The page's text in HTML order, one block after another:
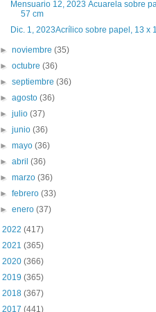
Mensuario 12, 2023 Acuarela sobre
57 cm
Dic. 1, 2023Acrílico sobre papel, 13 x
►noviembre(35)
►octubre(36)
►septiembre(36)
►agosto(36)
►julio(37)
►junio(36)
►mayo(36)
►abril(36)
►marzo(36)
►febrero(33)
►enero(37)
2022 (417)
2021 (365)
2020 (366)
2019 (365)
2018 (367)
2017 (441)